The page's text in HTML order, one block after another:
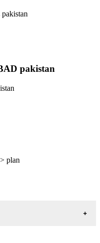
pakistan
pakistan
> plan